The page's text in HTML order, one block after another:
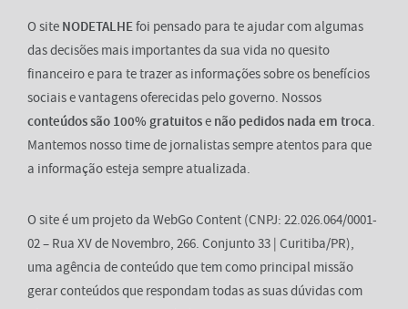
O site NODETALHEfoi pensado para te ajudar com algumas
das decisões mais importantes da sua vida no quesito
financeiro e para te trazer as informações sobre os benefícios
sociais e vantagens oferecidas pelo governo. Nossos
conteúdos são 100% gratuitose não pedidos nada em troca.
Mantemos nosso time de jornalistas sempre atentos para que
a informação esteja sempre atualizada.
O site é um projeto da WebGo Content (CNPJ: 22.026.064/0001-
02 – Rua XV de Novembro, 266. Conjunto 33 | Curitiba/PR),
uma agência de conteúdo que tem como principal missão
gerar conteúdos que respondam todas as suas dúvidas com